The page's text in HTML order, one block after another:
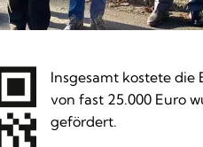
Insgesamt kostete die
von fast 25.000 Euro
gefördert.